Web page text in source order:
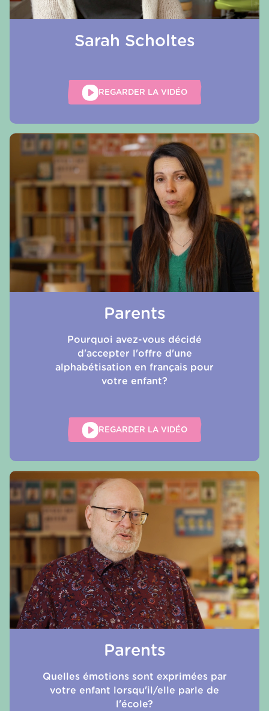
Sarah Scholtes
REGARDER LA VIDÉO
Parents
Pourquoi avez-vous décidé
d'accepter l'offre d'une
alphabétisation en français pour
votre enfant?
REGARDER LA VIDÉO
Parents
Quelles émotions sont exprimées par
votre enfant lorsqu'il/elle parle de
l'école?